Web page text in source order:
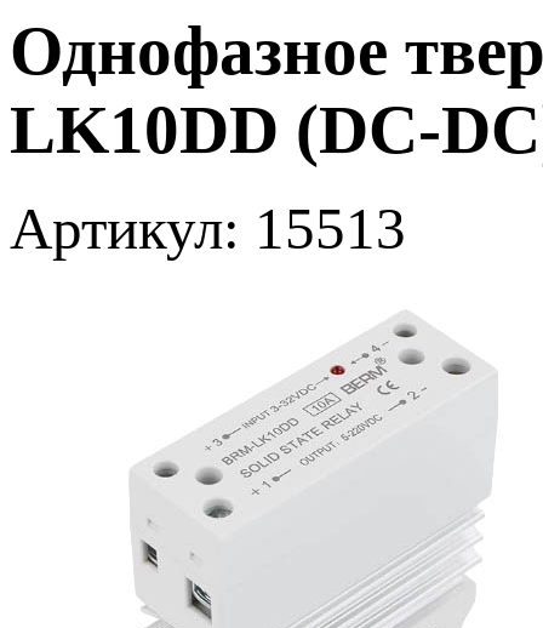
Однофазное
LK10DD (DC-
Артикул: 15513